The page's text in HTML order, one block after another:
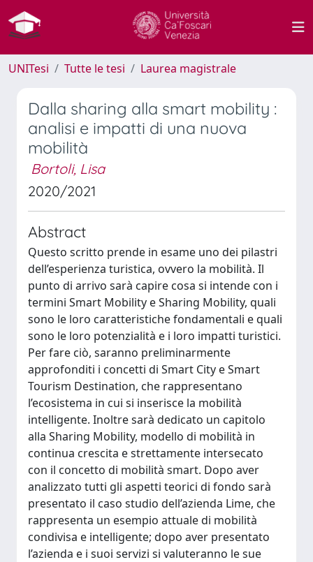
UNITesi Tutte le tesi Laurea magistrale
Dalla sharing alla smart mobility :
analisi e impatti di una nuova
mobilità
Bortoli, Lisa
2020/2021
Abstract
Questo scritto prende in esame uno dei pilastri
dell’esperienza turistica, ovvero la mobilità. Il
punto di arrivo sarà capire cosa si intende con i
termini Smart Mobility e Sharing Mobility, quali
sono le loro caratteristiche fondamentali e quali
sono le loro potenzialità e i loro impatti turistici.
Per fare ciò, saranno preliminarmente
approfonditi i concetti di Smart City e Smart
Tourism Destination, che rappresentano
l’ecosistema in cui si inserisce la mobilità
intelligente. Inoltre sarà dedicato un capitolo
alla Sharing Mobility, modello di mobilità in
continua crescita e strettamente intersecato
con il concetto di mobilità smart. Dopo aver
analizzato tutti gli aspetti teorici di fondo sarà
presentato il caso studio dell’azienda Lime, che
rappresenta un esempio attuale di mobilità
condivisa e intelligente; dopo aver presentato
l’azienda e i suoi servizi si valuteranno le sue